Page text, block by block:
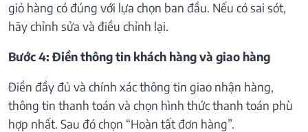
giỏ hàng có đúng với lựa chọn ban đầu. Nếu có sai sót,
hãy chỉnh sửa và điều chỉnh lại.
Bước 4: Điền thông tin khách hàng và giao hàng
Điền đầy đủ và chính xác thông tin giao nhận hàng,
thông tin thanh toán và chọn hình thức thanh toán phù
hợp nhất. Sau đó chọn “Hoàn tất đơn hàng”.